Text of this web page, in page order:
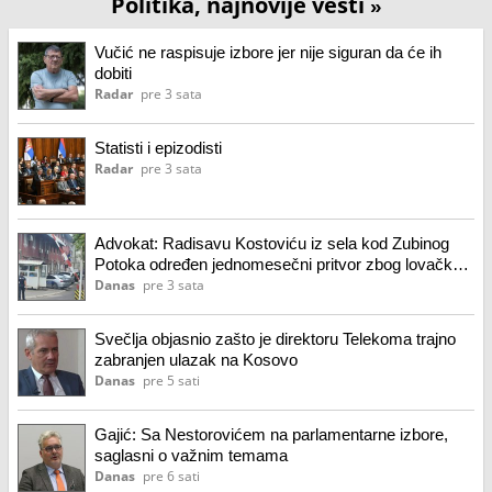
»
Vučić ne raspisuje izbore jer nije siguran da će ih
dobiti
Radar pre 3 sata
Statisti i epizodisti
Radar pre 3 sata
Advokat: Radisavu Kostoviću iz sela kod Zubinog
Potoka određen jednomesečni pritvor zbog lovačke
puške
Danas pre 3 sata
Svečlja objasnio zašto je direktoru Telekoma trajno
zabranjen ulazak na Kosovo
Danas pre 5 sati
Gajić: Sa Nestorovićem na parlamentarne izbore,
saglasni o važnim temama
Danas pre 6 sati